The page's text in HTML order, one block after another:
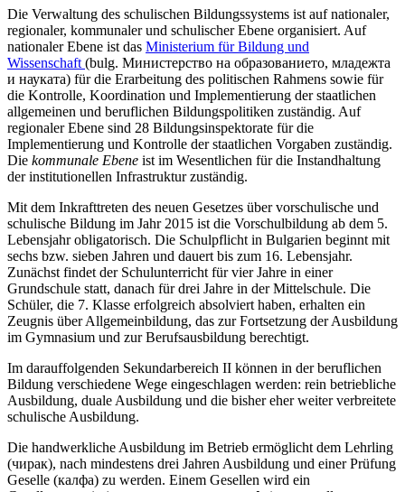
Die Verwaltung des schulischen Bildungssystems ist auf nationaler,
regionaler, kommunaler und schulischer Ebene organisiert. Auf
nationaler Ebene ist das Ministerium für Bildung und
Wissenschaft (bulg. Министерство на образованието, младежта
и науката) für die Erarbeitung des politischen Rahmens sowie für
die Kontrolle, Koordination und Implementierung der staatlichen
allgemeinen und beruflichen Bildungspolitiken zuständig. Auf
regionaler Ebene sind 28 Bildungsinspektorate für die
Implementierung und Kontrolle der staatlichen Vorgaben zuständig.
Die kommunale Ebene ist im Wesentlichen für die Instandhaltung
der institutionellen Infrastruktur zuständig.
Mit dem Inkrafttreten des neuen Gesetzes über vorschulische und
schulische Bildung im Jahr 2015 ist die Vorschulbildung ab dem 5.
Lebensjahr obligatorisch. Die Schulpflicht in Bulgarien beginnt mit
sechs bzw. sieben Jahren und dauert bis zum 16. Lebensjahr.
Zunächst findet der Schulunterricht für vier Jahre in einer
Grundschule statt, danach für drei Jahre in der Mittelschule. Die
Schüler, die 7. Klasse erfolgreich absolviert haben, erhalten ein
Zeugnis über Allgemeinbildung, das zur Fortsetzung der Ausbildung
im Gymnasium und zur Berufsausbildung berechtigt.
Im darauffolgenden Sekundarbereich II können in der beruflichen
Bildung verschiedene Wege eingeschlagen werden: rein betriebliche
Ausbildung, duale Ausbildung und die bisher eher weiter verbreitete
schulische Ausbildung.
Die handwerkliche Ausbildung im Betrieb ermöglicht dem Lehrling
(чирак), nach mindestens drei Jahren Ausbildung und einer Prüfung
Geselle (калфа) zu werden. Einem Gesellen wird ein